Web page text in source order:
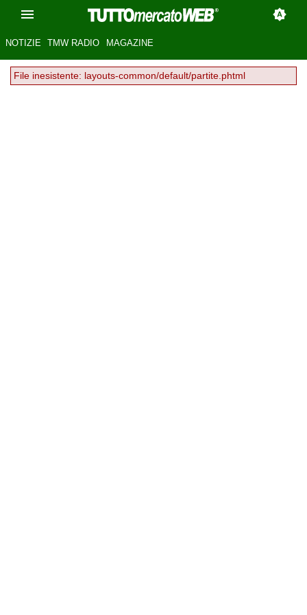
NOTIZIE TMW RADIO MAGAZINE
File inesistente: layouts-common/default/partite.phtml